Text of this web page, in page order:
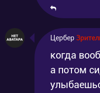
Цербер
когда
а потом